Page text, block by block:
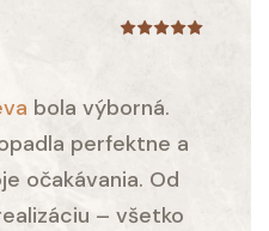
bola výborná.
perfektne a
očakávania. Od
– všetko